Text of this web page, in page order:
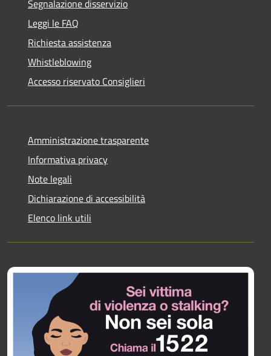
Segnalazione disservizio
Leggi le FAQ
Richiesta assistenza
Whistleblowing
Accesso riservato Consiglieri
Amministrazione trasparente
Informativa privacy
Note legali
Dichiarazione di accessibilità
Elenco link utili